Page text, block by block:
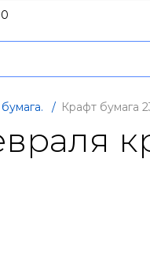
/ Крафт бумага